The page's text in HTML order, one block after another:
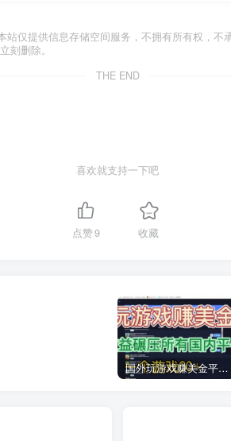
仅提供信息存储空间服务，不拥有所有权，
刻删除。
THE END
喜欢就支持一下吧
点赞9 收藏
国外玩游戏赚美金平台，一个游戏60+，收益碾压国内所有平台